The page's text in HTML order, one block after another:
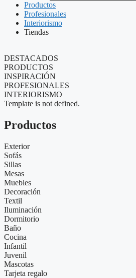
Productos
Profesionales
Interiorismo
Tiendas
DESTACADOS
PRODUCTOS
INSPIRACIÓN
PROFESIONALES
INTERIORISMO
Template is not defined.
Productos
Exterior
Sofás
Sillas
Mesas
Muebles
Decoración
Textil
Iluminación
Dormitorio
Baño
Cocina
Infantil
Juvenil
Mascotas
Tarjeta regalo